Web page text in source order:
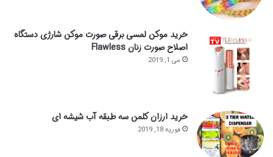
خرید موکن لمسی برقی صورت موکن شارژی دستگاه
اصلاح صورت زنان Flawless
می 1, 2019
خرید ارزان کلمن سه طبقه آب شیشه ای
فوریه 18, 2019